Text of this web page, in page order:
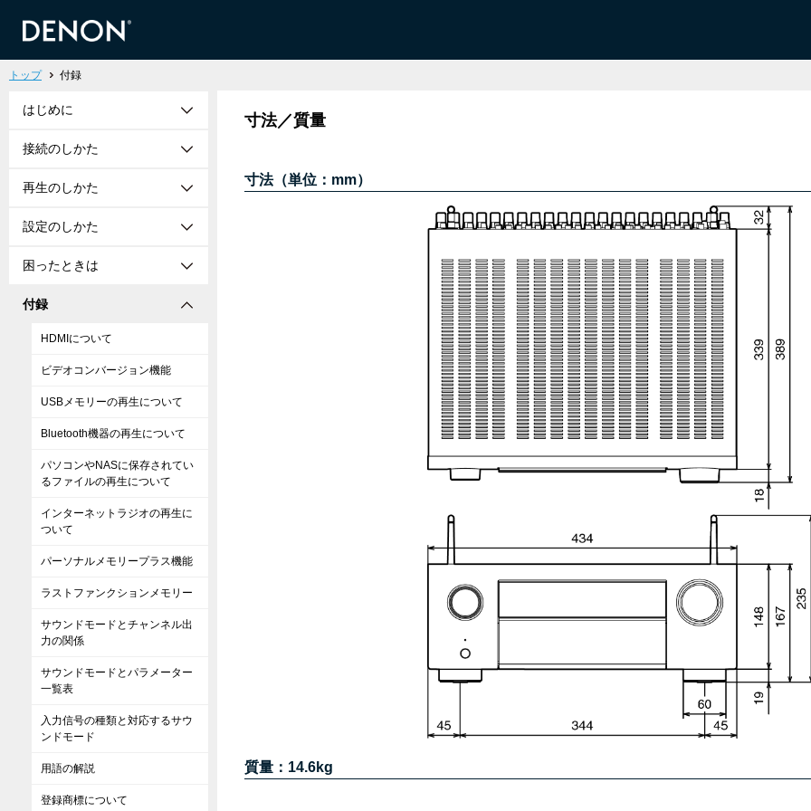
トップ 付録
はじめに
接続のしかた
再生のしかた
設定のしかた
困ったときは
付録
HDMIについて
ビデオコンバージョン機能
USBメモリーの再生について
Bluetooth機器の再生について
パソコンやNASに保存されてい
るファイルの再生について
インターネットラジオの再生に
ついて
パーソナルメモリープラス機能
ラストファンクションメモリー
サウンドモードとチャンネル出
力の関係
サウンドモードとパラメーター
一覧表
入力信号の種類と対応するサウ
ンドモード
用語の解説
登録商標について
寸法／質量
寸法（単位：mm）
質量：14.6kg